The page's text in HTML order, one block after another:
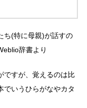
ち(特に母親)が話すの
辞書より
ですが、覚えるのは比
でいうひらがなやカタ